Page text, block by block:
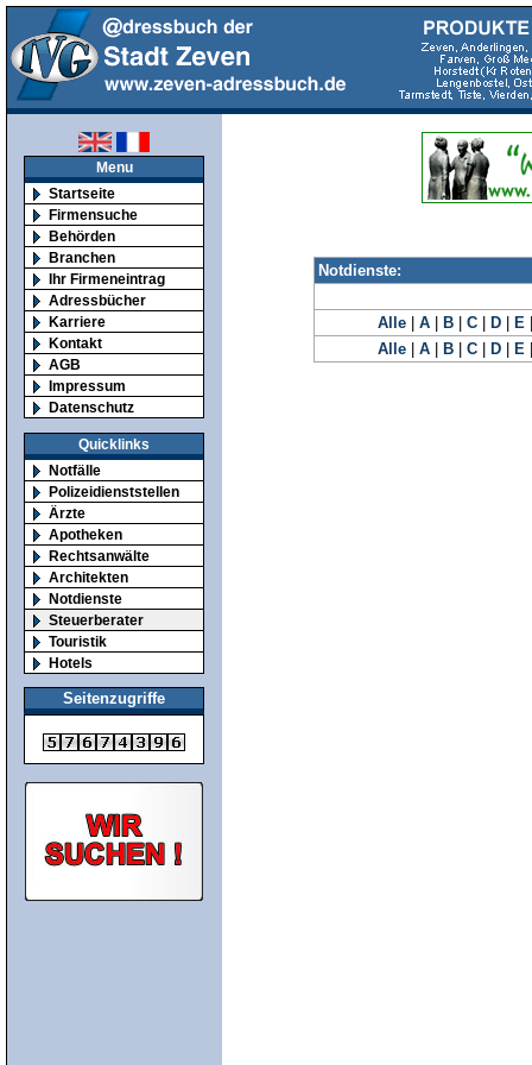
Menu
Startseite
Firmensuche
Behörden
Branchen
Ihr Firmeneintrag
Adressbücher
Karriere
Kontakt
AGB
Impressum
Datenschutz
Quicklinks
Notfälle
Polizeidienststellen
Ärzte
Apotheken
Rechtsanwälte
Architekten
Notdienste
Steuerberater
Touristik
Hotels
Seitenzugriffe
Notdienste:
Alle A B C D E
Alle
A B C D E